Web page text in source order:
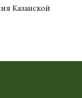
Казанской